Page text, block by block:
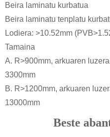
Beira laminatu kurbatua
Beira laminatu tenplatu
Lodiera: >10.52mm
Tamaina
A. R>900mm, arkuaren
3300mm
B. R>1200mm, arkuaren
13000mm
Beste